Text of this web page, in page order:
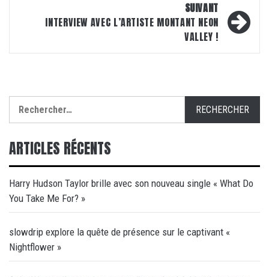
SUIVANT
INTERVIEW AVEC L’ARTISTE MONTANT NEON
VALLEY !
ARTICLES RÉCENTS
Harry Hudson Taylor brille avec son nouveau single « What Do
You Take Me For? »
slowdrip explore la quête de présence sur le captivant «
Nightflower »